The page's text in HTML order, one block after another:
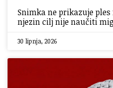
Snimka ne prikazuje
njezin cilj nije naučiti
30 lipnja, 2026